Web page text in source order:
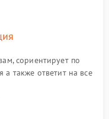
сориентирует по
а также ответит на все